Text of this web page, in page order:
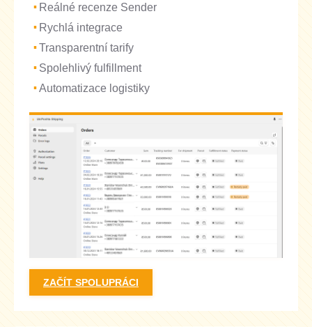
Reálné recenze Sender
Rychlá integrace
Transparentní tarify
Spolehlivý fulfillment
Automatizace logistiky
ZAČÍT SPOLUPRÁCI